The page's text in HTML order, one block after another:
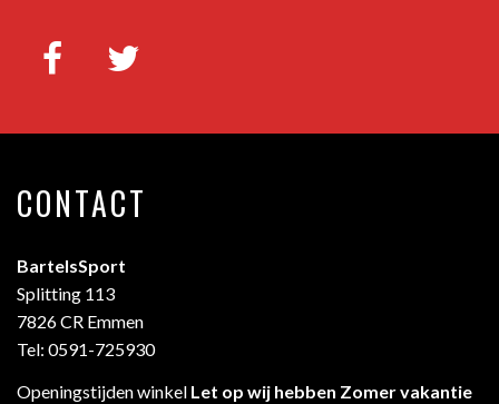
CONTACT
BartelsSport
Splitting 113
7826 CR Emmen
Tel: 0591-725930
Openingstijden winkel Let op wij hebben Zomer vakantie